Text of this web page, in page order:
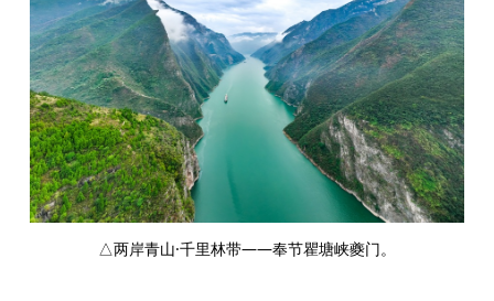
△两岸青山·千里林带——奉节瞿塘峡夔门。